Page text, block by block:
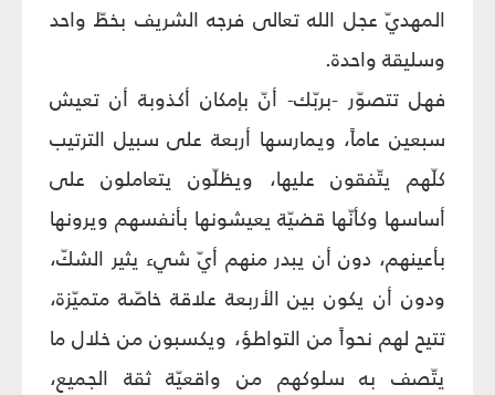
المهديّ عجل الله تعالى فرجه الشريف بخطّ واحد
وسليقة واحدة.
فهل تتصوّر -بربّك- أنّ بإمكان أكذوبة أن تعيش
سبعين عاماً، ويمارسها أربعة على سبيل الترتيب
كلّهم يتّفقون عليها، ويظلّون يتعاملون على
أساسها وكأنّها قضيّة يعيشونها بأنفسهم ويرونها
بأعينهم، دون أن يبدر منهم أيّ شيء يثير الشكّ،
ودون أن يكون بين الأربعة علاقة خاصّة متميّزة،
تتيح لهم نحواً من التواطؤ، ويكسبون من خلال ما
يتّصف به سلوكهم من واقعيّة ثقة الجميع،